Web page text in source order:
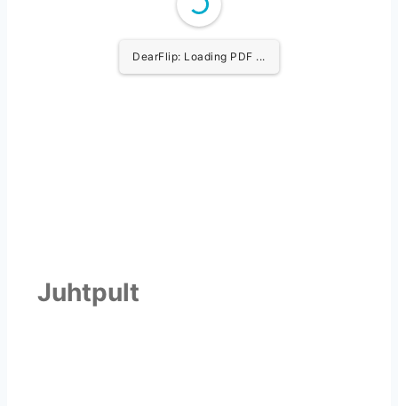
DearFlip: Loading PDF ...
Juhtpult